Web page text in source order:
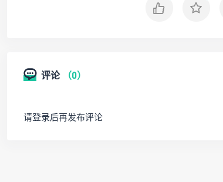
评论 （0）
请登录后再发布评论